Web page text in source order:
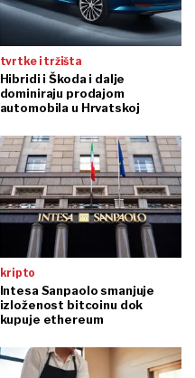
tvrtke i tržišta
Hibridi i Škoda i dalje
dominiraju prodajom
automobila u Hrvatskoj
kripto
Intesa Sanpaolo smanjuje
izloženost bitcoinu dok
kupuje ethereum